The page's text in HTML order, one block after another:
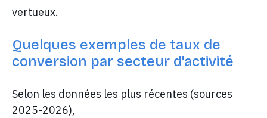
vertueux.
Quelques exemples de taux de
conversion par secteur d'activité
Selon les données les plus récentes (sources
2025-2026),